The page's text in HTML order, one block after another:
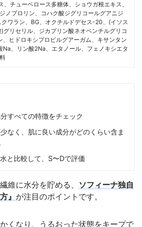
チューベロース多糖体、ショウガ根エキス、
ノプロリン、コハク酸ジグリコールグアニジ
ワラン、BG、オクチルドデセス-20、(イソス
グリセリル、ジカプリン酸ネオペンチルグリコ
、ヒドロキシプロピルグアーガム、キサンタン
、リン酸2Na、エタノール、フェノキシエタ
すべての特徴をチェック
なく、肌に良い成分がどのくらい含ま
と比較して、S〜Dで評価
維に水分を貯める、 ソフィーナ独自
』 が注目のポイントです。
くなり、うるおった状態をキープで